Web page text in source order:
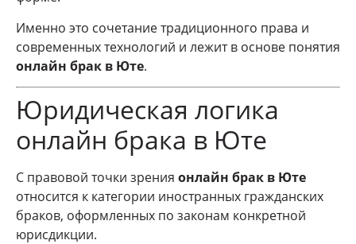
Именно это сочетание традиционного права и
современных технологий и лежит в основе понятия
онлайн брак в Юте.
Юридическая логика
онлайн брака в Юте
С правовой точки зрения онлайн брак в Юте
относится к категории иностранных гражданских
браков, оформленных по законам конкретной
юрисдикции.